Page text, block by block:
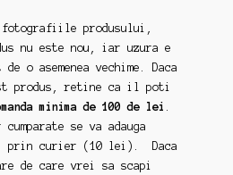
produsului,
nu este nou, iar uzura e
o asemenea vechime. Daca
produs, retine ca il poti
minima de 100 de lei
se va adauga
prin curier (10 lei). Daca
de care vrei sa scapi